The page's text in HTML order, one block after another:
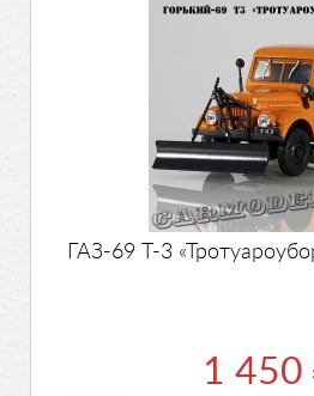
ГАЗ-69 Т-3
1 450